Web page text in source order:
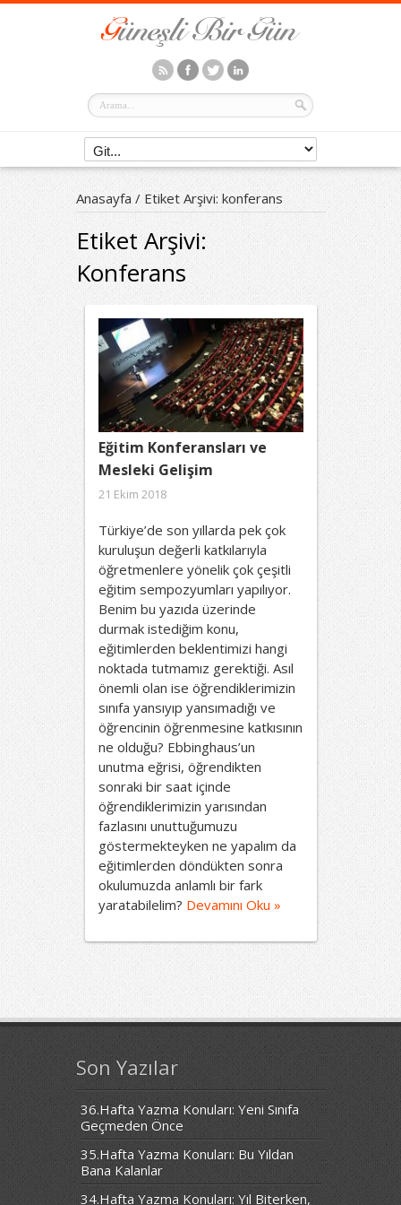
Anasayfa / Etiket Arşivi: konferans
Etiket Arşivi:
Konferans
Eğitim Konferansları ve
Mesleki Gelişim
21 Ekim 2018
Türkiye’de son yıllarda pek çok
kuruluşun değerli katkılarıyla
öğretmenlere yönelik çok çeşitli
eğitim sempozyumları yapılıyor.
Benim bu yazıda üzerinde
durmak istediğim konu,
eğitimlerden beklentimizi hangi
noktada tutmamız gerektiği. Asıl
önemli olan ise öğrendiklerimizin
sınıfa yansıyıp yansımadığı ve
öğrencinin öğrenmesine katkısının
ne olduğu? Ebbinghaus’un
unutma eğrisi, öğrendikten
sonraki bir saat içinde
öğrendiklerimizin yarısından
fazlasını unuttuğumuzu
göstermekteyken ne yapalım da
eğitimlerden döndükten sonra
okulumuzda anlamlı bir fark
yaratabilelim? Devamını Oku »
Son Yazılar
36.Hafta Yazma Konuları: Yeni Sınıfa
Geçmeden Önce
35.Hafta Yazma Konuları: Bu Yıldan
Bana Kalanlar
34.Hafta Yazma Konuları: Yıl Biterken,